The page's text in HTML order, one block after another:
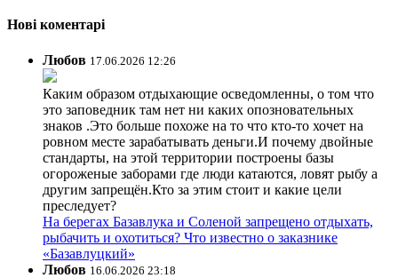
Нові коментарі
Любов 17.06.2026 12:26
Каким образом отдыхающие осведомленны, о том что
это заповедник там нет ни каких опозновательных
знаков .Это больше похоже на то что кто-то хочет на
ровном месте зарабатывать деньги.И почему двойные
стандарты, на этой территории построены базы
огороженые заборами где люди катаются, ловят рыбу а
другим запрещён.Кто за этим стоит и какие цели
преследует?
На берегах Базавлука и Соленой запрещено отдыхать,
рыбачить и охотиться? Что известно о заказнике
«Базавлуцкий»
Любов 16.06.2026 23:18